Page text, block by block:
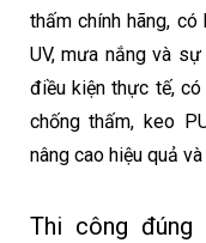
thấm chính hãng,
UV, mưa nắng và
điều kiện thực tế,
chống thấm, keo
nâng cao hiệu quả
Thi công